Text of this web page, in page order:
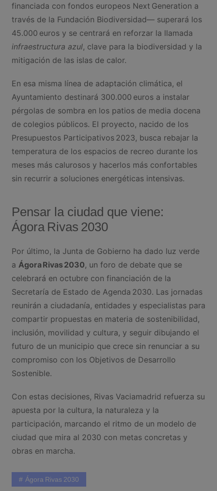
financiada con fondos europeos Next Generation a
través de la Fundación Biodiversidad— superará los
45.000 euros y se centrará en reforzar la llamada
infraestructura azul, clave para la biodiversidad y la
mitigación de las islas de calor.
En esa misma línea de adaptación climática, el
Ayuntamiento destinará 300.000 euros a instalar
pérgolas de sombra en los patios de media docena
de colegios públicos. El proyecto, nacido de los
Presupuestos Participativos 2023, busca rebajar la
temperatura de los espacios de recreo durante los
meses más calurosos y hacerlos más confortables
sin recurrir a soluciones energéticas intensivas.
Pensar la ciudad que viene:
Ágora Rivas 2030
Por último, la Junta de Gobierno ha dado luz verde
a Ágora Rivas 2030, un foro de debate que se
celebrará en octubre con financiación de la
Secretaría de Estado de Agenda 2030. Las jornadas
reunirán a ciudadanía, entidades y especialistas para
compartir propuestas en materia de sostenibilidad,
inclusión, movilidad y cultura, y seguir dibujando el
futuro de un municipio que crece sin renunciar a su
compromiso con los Objetivos de Desarrollo
Sostenible.
Con estas decisiones, Rivas Vaciamadrid refuerza su
apuesta por la cultura, la naturaleza y la
participación, marcando el ritmo de un modelo de
ciudad que mira al 2030 con metas concretas y
obras en marcha.
Ágora Rivas 2030